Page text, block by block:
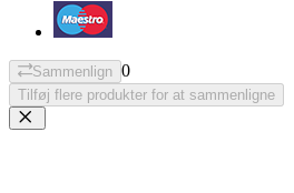
Sammenlign 0
Tilføj flere produkter for at sammenligne